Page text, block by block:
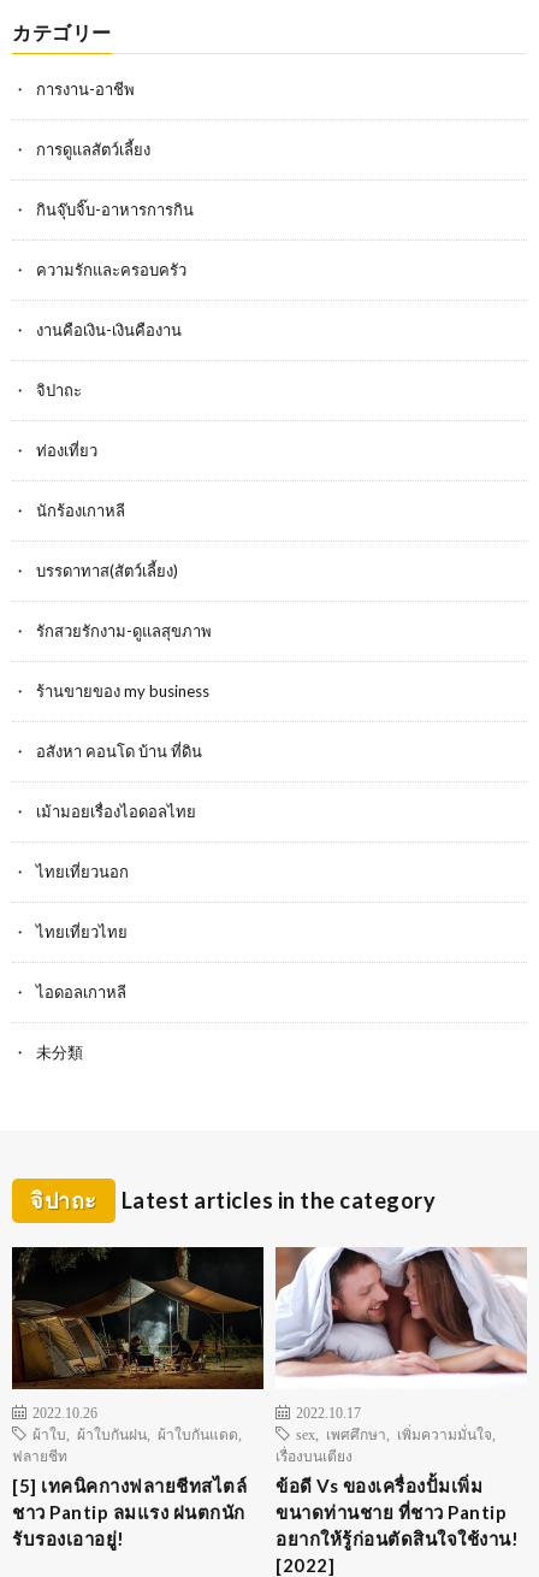
カテゴリー
การงาน-อาชีพ
การดูแลสัตว์เลี้ยง
กินจุ๊บจิ๊บ-อาหารการกิน
ความรักและครอบครัว
งานคือเงิน-เงินคืองาน
จิปาถะ
ท่องเที่ยว
นักร้องเกาหลี
บรรดาทาส(สัตว์เลี้ยง)
รักสวยรักงาม-ดูแลสุขภาพ
ร้านขายของ my business
อสังหา คอนโด บ้าน ที่ดิน
เม้ามอยเรื่องไอดอลไทย
ไทยเที่ยวนอก
ไทยเที่ยวไทย
ไอดอลเกาหลี
未分類
จิปาถะ Latest articles in the category
2022.10.26
ผ้าใบ
ผ้าใบกันฝน ผ้าใบกันแดด
ฟลายชีท
[5] เทคนิคกางฟลายชีทสไตล์
ชาว Pantip ลมแรง ฝนตกนัก
รับรองเอาอยู่!
2022.10.17
sex
เพศศึกษา เพิ่มความมั่นใจ
เรื่องบนเตียง
ข้อดี Vs ของเครื่องปั้มเพิ่ม
ขนาดท่านชาย ที่ชาว Pantip
อยากให้รู้ก่อนตัดสินใจใช้งาน!
[2022]